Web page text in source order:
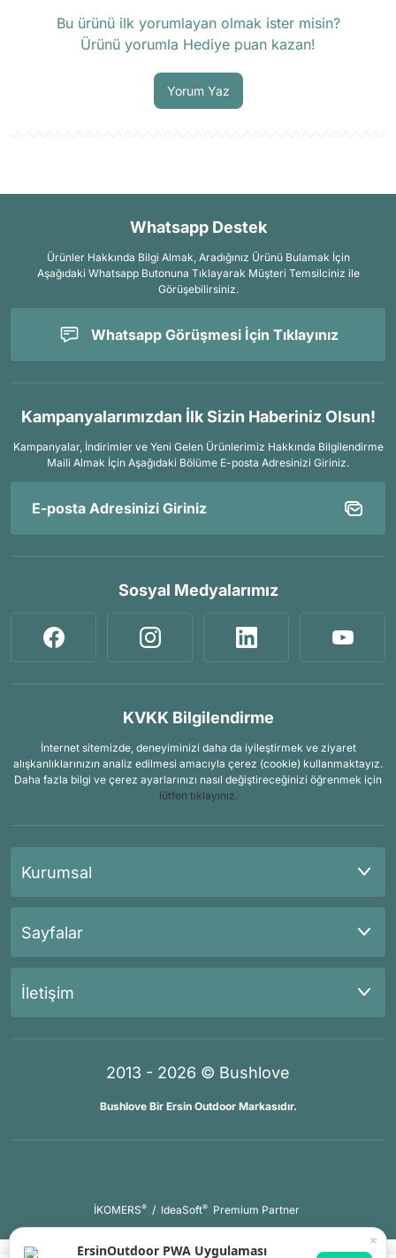
Bu ürünü ilk yorumlayan olmak ister misin?
Ürünü yorumla Hediye puan kazan!
Yorum Yaz
Whatsapp Destek
Ürünler Hakkında Bilgi Almak, Aradığınız Ürünü Bulamak İçin
Aşağıdaki Whatsapp Butonuna Tıklayarak Müşteri Temsilciniz ile
Görüşebilirsiniz.
Whatsapp Görüşmesi İçin Tıklayınız
Kampanyalarımızdan İlk Sizin Haberiniz Olsun!
Kampanyalar, İndirimler ve Yeni Gelen Ürünlerimiz Hakkında Bilgilendirme
Maili Almak İçin Aşağıdaki Bölüme E-posta Adresinizi Giriniz.
Sosyal Medyalarımız
KVKK Bilgilendirme
İnternet sitemizde, deneyiminizi daha da iyileştirmek ve ziyaret
alışkanlıklarınızın analiz edilmesi amacıyla çerez (cookie) kullanmaktayız.
Daha fazla bilgi ve çerez ayarlarınızı nasıl değiştireceğinizi öğrenmek için
lütfen tıklayınız.
Kurumsal
Sayfalar
İletişim
2013 - 2026 © Bushlove
Bushlove Bir Ersin Outdoor Markasıdır.
İKOMERS® / IdeaSoft® Premium Partner
×
ErsinOutdoor PWA Uygulaması